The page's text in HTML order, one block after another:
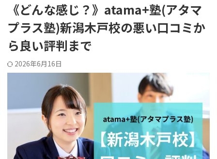
《どんな感じ？》atama+塾(アタマ
プラス塾)新潟木戸校の悪い口コミか
ら良い評判まで
2026年6月16日